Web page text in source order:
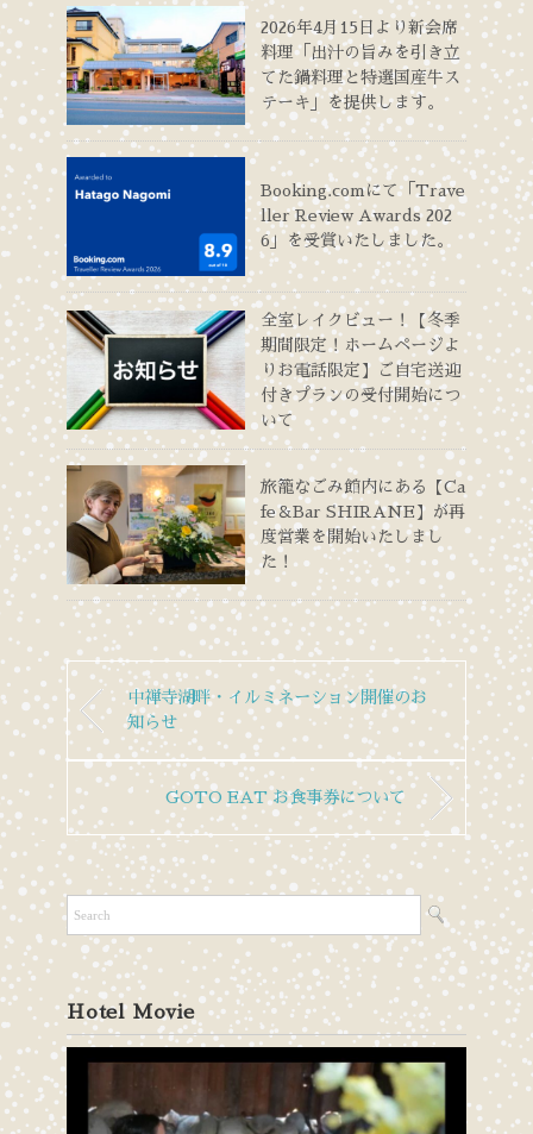
2026年4月15日より新会席
料理「出汁の旨みを引き立
てた鍋料理と特選国産牛ス
テーキ」を提供します。
Booking.comにて「Trave
ller Review Awards 202
6」を受賞いたしました。
全室レイクビュー！【冬季
期間限定！ホームページよ
りお電話限定】ご自宅送迎
付きプランの受付開始につ
いて
旅籠なごみ館内にある【Ca
fe＆Bar SHIRANE】が再
度営業を開始いたしまし
た！
中禅寺湖畔・イルミネーション開催のお
知らせ
GOTO EAT お食事券について
Hotel Movie